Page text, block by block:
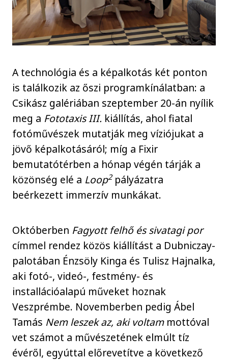
A technológia és a képalkotás két ponton
is találkozik az őszi programkínálatban: a
Csikász galériában szeptember 20-án nyílik
meg a Fototaxis III. kiállítás, ahol fiatal
fotóművészek mutatják meg víziójukat a
jövő képalkotásáról; míg a Fixir
bemutatótérben a hónap végén tárják a
közönség elé a Loop2pályázatra
beérkezett immerzív munkákat.
Októberben Fagyott felhő és sivatagi por
címmel rendez közös kiállítást a Dubniczay-
palotában Énzsöly Kinga és Tulisz Hajnalka,
aki fotó-, videó-, festmény- és
installációalapú műveket hoznak
Veszprémbe. Novemberben pedig Ábel
Tamás Nem leszek az, aki voltammottóval
vet számot a művészetének elmúlt tíz
évéről, egyúttal előrevetítve a következő